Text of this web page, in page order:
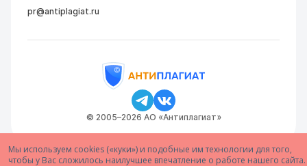
Мы используем cookies («куки») и подобные им технологии для того,
чтобы у Вас сложилось наилучшее впечатление о работе нашего сайта.
pr@antiplagiat.ru
© 2005–2026 АО «Антиплагиат»